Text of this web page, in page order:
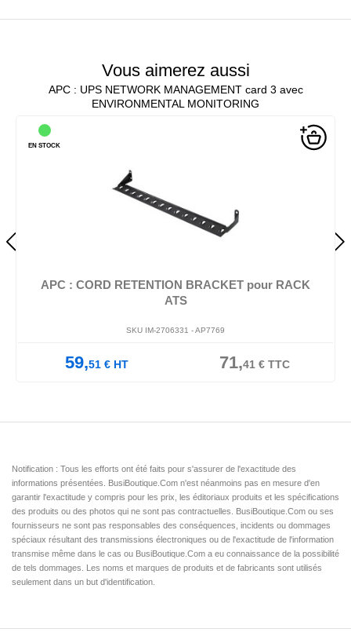
Vous aimerez aussi
APC : UPS NETWORK MANAGEMENT card 3 avec
ENVIRONMENTAL MONITORING
APC : CORD RETENTION BRACKET pour RACK
ATS
SKU IM-2706331 -AP7769
59,51 € HT 71,41 €TTC
EN STOCK
Notification : Tous les efforts ont été faits pour s'assurer de l'exactitude des
informations présentées. BusiBoutique.Com n'est néanmoins pas en mesure d'en
garantir l'exactitude y compris pour les prix, les éditoriaux produits et les spécifications
des produits ou des photos qui ne sont pas contractuelles. BusiBoutique.Com ou ses
fournisseurs ne sont pas responsables des conséquences, incidents ou dommages
spéciaux résultant des transmissions électroniques ou de l'exactitude de l'information
transmise même dans le cas ou BusiBoutique.Com a eu connaissance de la possibilité
de tels dommages. Les noms et marques de produits et de fabricants sont utilisés
seulement dans un but d'identification.